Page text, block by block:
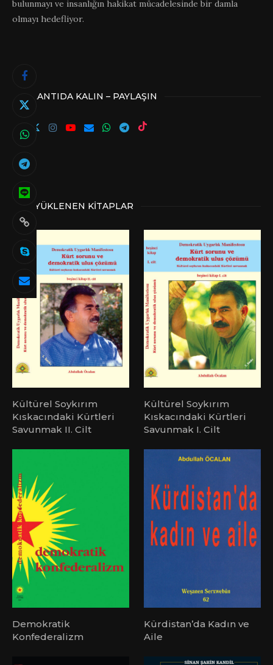
bulunmayı ve insanlığın hakikat mücadelesinde bir damla
olmayı hedefliyor.
BAĞLANTIDA KALIN – PAYLAŞIN
SON YÜKLENEN KITAPLAR
Kültürel Soykırım
Kıskacındaki Kürtleri
Savunmak II. Cilt
Kültürel Soykırım
Kıskacındaki Kürtleri
Savunmak I. Cilt
Demokratik
Konfederalizm
Kürdistan’da Kadın ve
Aile